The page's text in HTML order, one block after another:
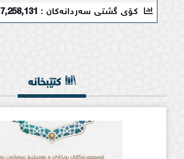
کۆی گشتی سەردانەکان : 7,258,131
کتێبخانە